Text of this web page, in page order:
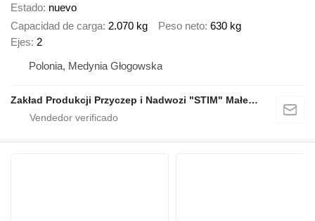
Estado nuevo
Capacidad de carga 2.070 kg Peso neto 630 kg
Ejes 2
Polonia, Medynia Głogowska
Zakład Produkcji Przyczep i Nadwozi "STIM" Małecki s.j.